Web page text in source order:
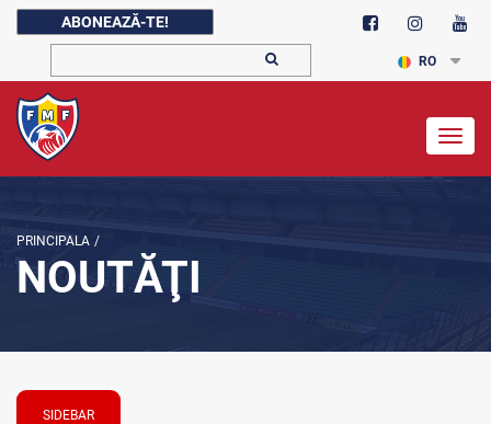
ABONEAZĂ-TE!
RO
PRINCIPALA /
NOUTĂŢI
SIDEBAR